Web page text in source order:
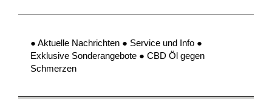
● Aktuelle Nachrichten ● Service und Info ●
Exklusive Sonderangebote ● CBD Öl gegen
Schmerzen